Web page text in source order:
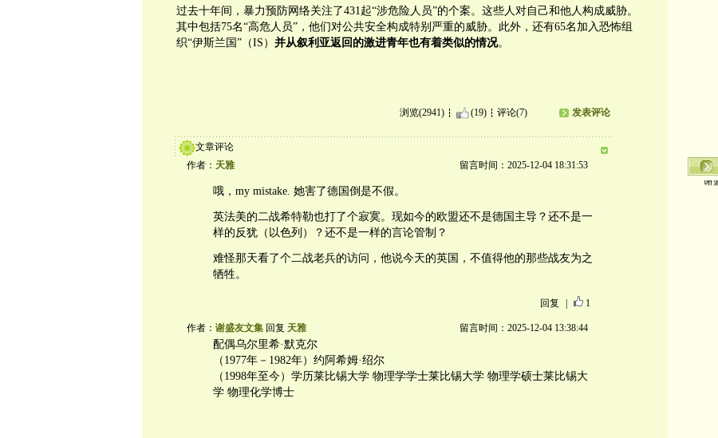
过去十年间，暴力预防网络关注了431起“涉危险人员”的个案。这些人对自己和他人构成威胁。
其中包括75名“高危人员”，他们对公共安全构成特别严重的威胁。此外，还有65名加入恐怖组
织“伊斯兰国”（IS） 并从叙利 亚返回的激进青年也有着类似的情况。
浏览(2941) (19) 评论(7) 发表评论
文章评论
作者： 天雅 留言时间：2025-12-04 18:31:53
哦，my mistake. 她害了德国倒是不假。
英法美的二战希特勒也打了个寂寞。现如今的欧盟还不是德国主导？还不是一
样的反犹（以色列）？还不是一样的言论管制？
难怪那天看了个二战老兵的访问，他说今天的英国，不值得他的那些战友为之
牺牲。
回复 1
作者： 谢盛友文集回复 天雅 留言时间：2025-12-04 13:38:44
配偶乌尔里希·默克尔
（1977年－1982年）约阿希姆·绍尔
（1998年至今）学历莱比锡大学 物理学学士莱比锡大学 物理学硕士莱比锡大
学 物理化学博士
谢